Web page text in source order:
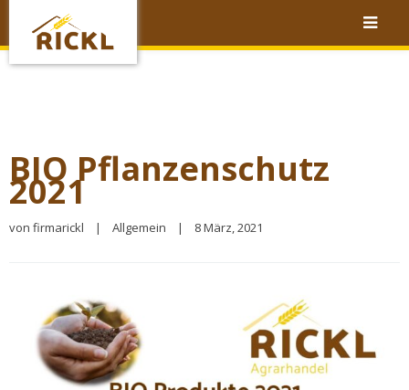
BIO Pflanzenschutz
2021
von firmarickl | Allgemein | 8 März, 2021